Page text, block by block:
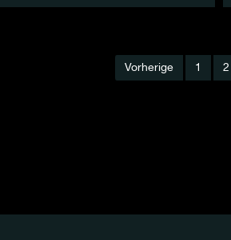
Vorherige 1 2